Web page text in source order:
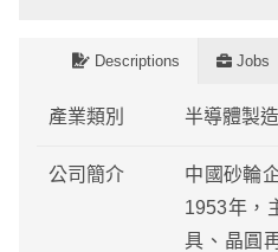
Descriptions Jobs
產業類別 半導體製
公司簡介
中國砂輪
1953年，
具、晶圓